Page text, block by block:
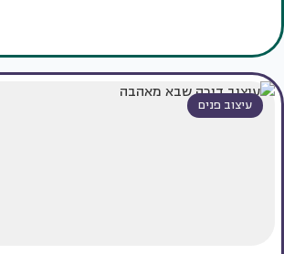
עיצוב פנים